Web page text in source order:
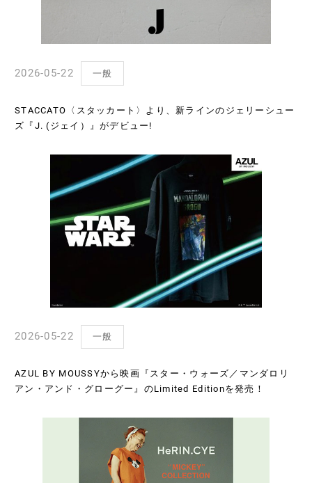
2026-05-22 一般
STACCATO〈スタッカート〉より、新ラインのジェリーシュー
ズ『J. (ジェイ）』がデビュー!
2026-05-22 一般
AZUL BY MOUSSYから映画『スター・ウォーズ／マンダロリ
アン・アンド・グローグー』のLimited Editionを発売！